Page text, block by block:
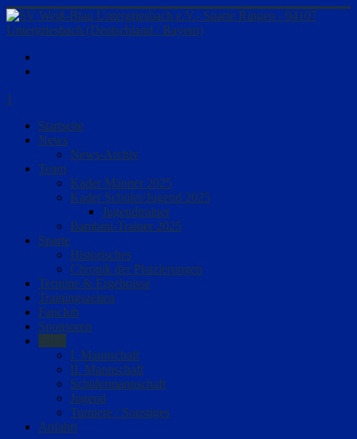
1
Startseite
News
News-Archiv
Team
Kader Männer 2025
Kader Schüler/Jugend 2025
Jugendtrainer
Bambini-Trainer 2025
Sparte
Historisches
Chronik der Platzierungen
Termine & Ergebnisse
Trainingszeiten
Fanclub
Sponsoren
I. Mannschaft
II. Mannschaft
Schülermannschaft
Jugend
Turniere / Sonstiges
Anfahrt